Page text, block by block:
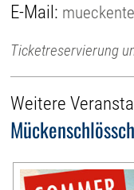
E-Mail:
Ticketreservierung
Weitere